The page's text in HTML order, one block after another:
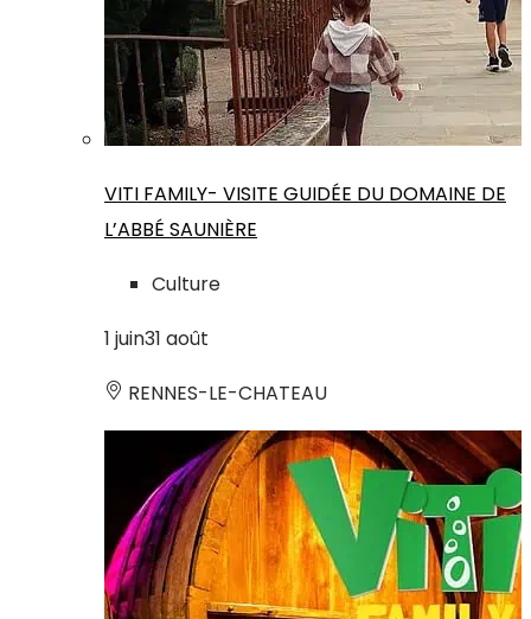
VITI FAMILY- VISITE GUIDÉE DU DOMAINE DE
L’ABBÉ SAUNIÈRE
Culture
1 juin31 août
RENNES-LE-CHATEAU